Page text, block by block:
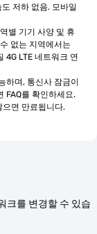
저하 없음. 모바일
별 기기 사양 및 휴
없는 지역에서는
4G LTE 네트워크 연
하며, 통신사 잠금이
FAQ를 확인하세요.
으면 만료됩니다.
크를 변경할 수 있습